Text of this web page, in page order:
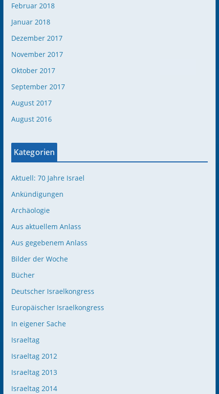
Februar 2018
Januar 2018
Dezember 2017
November 2017
Oktober 2017
September 2017
August 2017
August 2016
Kategorien
Aktuell: 70 Jahre Israel
Ankündigungen
Archäologie
Aus aktuellem Anlass
Aus gegebenem Anlass
Bilder der Woche
Bücher
Deutscher Israelkongress
Europäischer Israelkongress
In eigener Sache
Israeltag
Israeltag 2012
Israeltag 2013
Israeltag 2014